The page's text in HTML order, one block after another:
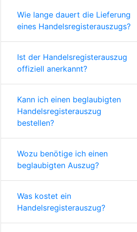
Wie lange dauert die Lieferung
eines Handelsregisterauszugs?
Ist der Handelsregisterauszug
offiziell anerkannt?
Kann ich einen beglaubigten
Handelsregisterauszug
bestellen?
Wozu benötige ich einen
beglaubigten Auszug?
Was kostet ein
Handelsregisterauszug?